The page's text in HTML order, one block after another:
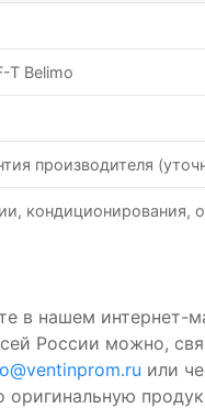
T Belimo
производителя
кондиционирования,
в нашем интернет-
России можно,
или
оригинальную